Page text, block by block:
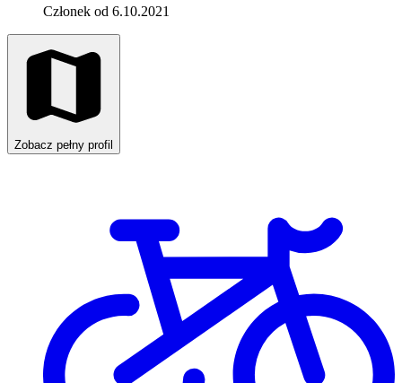
Członek od 6.10.2021
Zobacz pełny profil